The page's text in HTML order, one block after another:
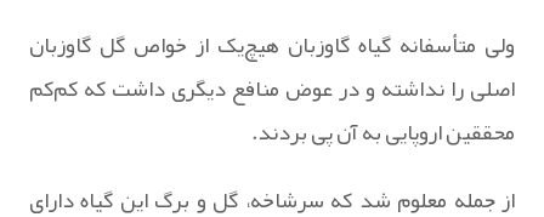
ولی متأسفانه گیاه گاوزبان هیچ‌یک از خواص گل گاوزبان
اصلی را نداشته و در عوض منافع دیگری داشت که کم‌کم
محققین اروپایی به آن پی بردند.
از جمله معلوم شد که سرشاخه، گل و برگ این گیاه دارای